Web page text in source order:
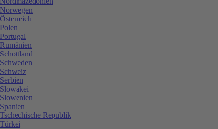
Norwegen
Österreich
Polen
Portugal
Rumänien
Schottland
Schweden
Schweiz
Serbien
Slowakei
Slowenien
Spanien
Tschechische Republik
Türkei